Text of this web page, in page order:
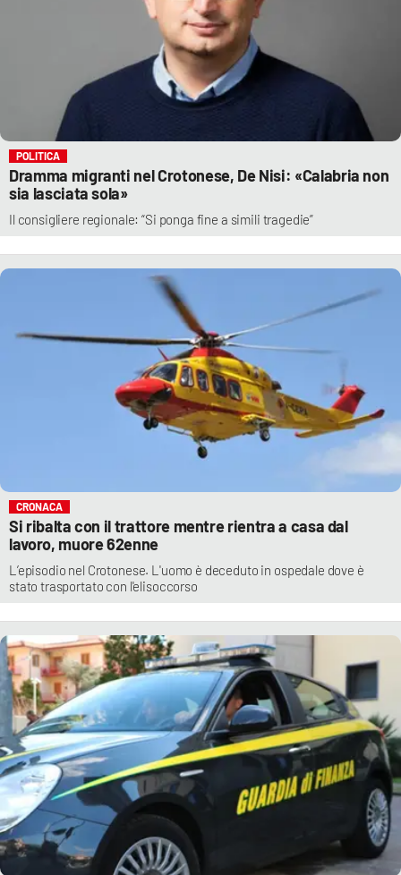
POLITICA
Dramma migranti nel Crotonese, De Nisi: «Calabria non
sia lasciata sola»
Il consigliere regionale: “Si ponga fine a simili tragedie”
CRONACA
Si ribalta con il trattore mentre rientra a casa dal
lavoro, muore 62enne
L’episodio nel Crotonese. L'uomo è deceduto in ospedale dove è
stato trasportato con l'elisoccorso